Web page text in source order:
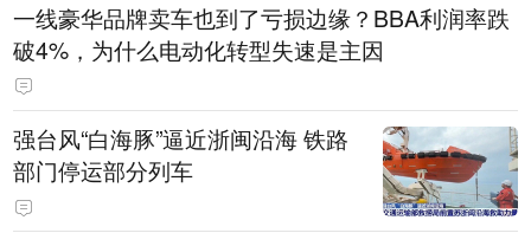
一线豪华品牌卖车也到了亏损边缘？BBA利润率跌
破4%，为什么电动化转型失速是主因
强台风“白海豚”逼近浙闽沿海 铁路
部门停运部分列车